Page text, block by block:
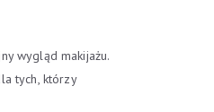
wygląd makijażu.
tych, którzy